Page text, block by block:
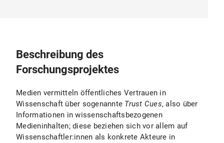
Beschreibung des
Forschungsprojektes
Medien vermitteln öffentliches Vertrauen in
Wissenschaft über sogenannte Trust Cues, also über
Informationen in wissenschaftsbezogenen
Medieninhalten; diese beziehen sich vor allem auf
Wissenschaftler:innen als konkrete Akteure in